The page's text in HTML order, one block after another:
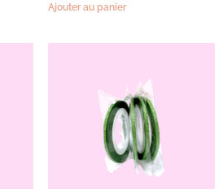
Ajouter au panier